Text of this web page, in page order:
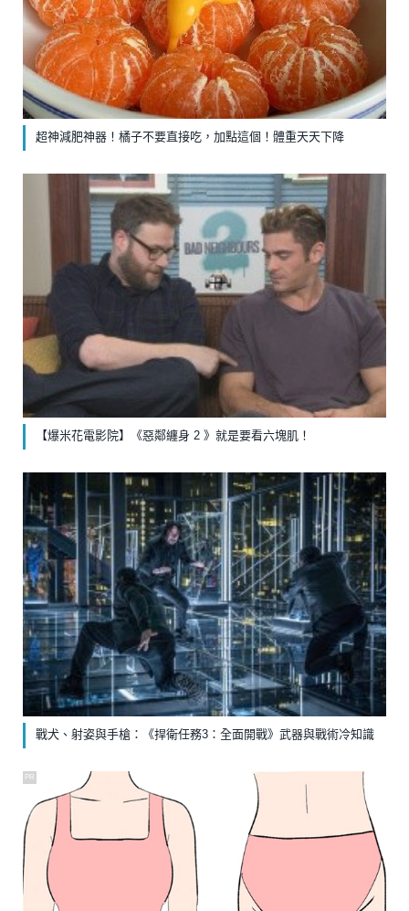
超神減肥神器！橘子不要直接吃，加點這個！體重天天下降
【爆米花電影院】《惡鄰纏身 2 》就是要看六塊肌！
戰犬、射姿與手槍：《捍衛任務3：全面開戰》武器與戰術冷知識
PR